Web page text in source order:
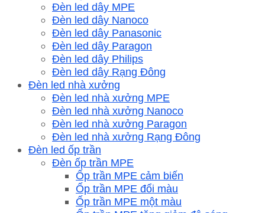
Đèn led dây MPE
Đèn led dây Nanoco
Đèn led dây Panasonic
Đèn led dây Paragon
Đèn led dây Philips
Đèn led dây Rạng Đông
Đèn led nhà xưởng
Đèn led nhà xưởng MPE
Đèn led nhà xưởng Nanoco
Đèn led nhà xưởng Paragon
Đèn led nhà xưởng Rạng Đông
Đèn led ốp trần
Đèn ốp trần MPE
Ốp trần MPE cảm biến
Ốp trần MPE đổi màu
Ốp trần MPE một màu